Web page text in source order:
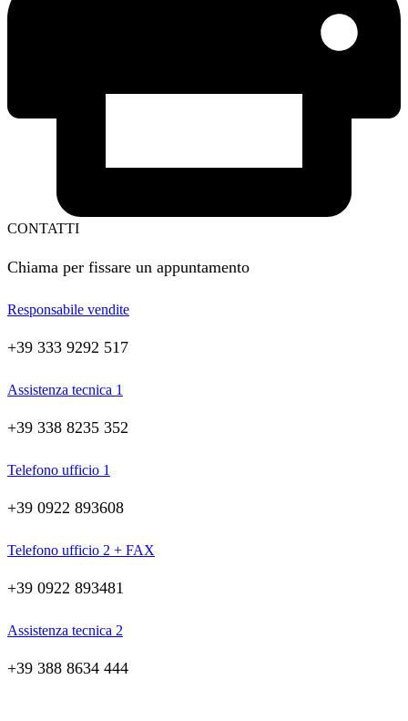
CONTATTI
Chiama per fissare un appuntamento
Responsabile vendite
+39 333 9292 517
Assistenza tecnica 1
+39 338 8235 352
Telefono ufficio 1
+39 0922 893608
Telefono ufficio 2 + FAX
+39 0922 893481
Assistenza tecnica 2
+39 388 8634 444